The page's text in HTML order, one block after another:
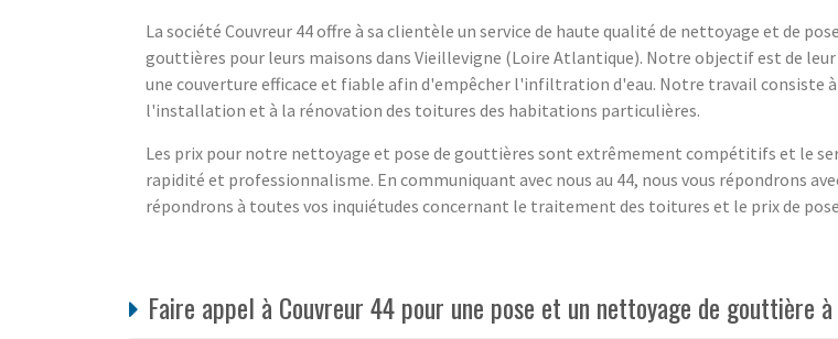
La société Couvreur 44 offre à sa clientèle un service de haute qualité de nettoyage et de
gouttières pour leurs maisons dans Vieillevigne (Loire Atlantique). Notre objectif est de
une couverture efficace et fiable afin d'empêcher l'infiltration d'eau. Notre travail consiste à
l'installation et à la rénovation des toitures des habitations particulières.
Les prix pour notre nettoyage et pose de gouttières sont extrêmement compétitifs et le
rapidité et professionnalisme. En communiquant avec nous au 44, nous vous répondrons
répondrons à toutes vos inquiétudes concernant le traitement des toitures et le prix de
Faire appel à Couvreur 44 pour une pose et un nettoyage de gouttière